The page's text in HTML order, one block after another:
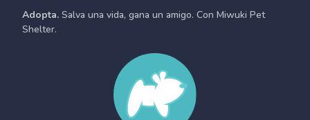
Adopta. Salva una vida, gana un amigo. Con Miwuki Pet
Shelter.